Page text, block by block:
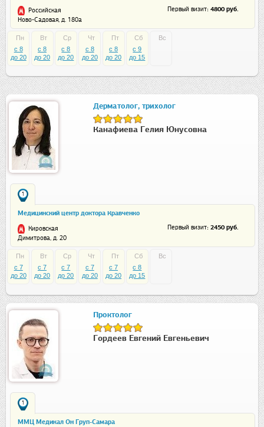
Российская
Ново-Садовая, д. 180а
Первый визит: 4800 руб.
Пн
c 8
до 20
Вт
c 8
до 20
Ср
c 8
до 20
Чт
c 8
до 20
Пт
c 8
до 20
Сб
c 9
до 15
Вс
Дерматолог, трихолог
Канафиева Гелия Юнусовна
1
Медицинский центр доктора Кравченко
Кировская
Димитрова, д. 20
Первый визит: 2450 руб.
Пн
c 7
до 20
Вт
c 7
до 20
Ср
c 7
до 20
Чт
c 7
до 20
Пт
c 7
до 20
Сб
c 8
до 15
Вс
Проктолог
Гордеев Евгений Евгеньевич
1
ММЦ Медикал Он Груп-Самара